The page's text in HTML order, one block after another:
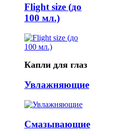
Flight size (до
100 мл.)
Капли для глаз
Увлажняющие
Смазывающие